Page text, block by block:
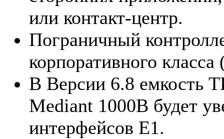
или контакт-центр.
Пограничный
корпоративного класса
В Версии 6.8 емкость
Mediant 1000B будет
интерфейсов Е1.